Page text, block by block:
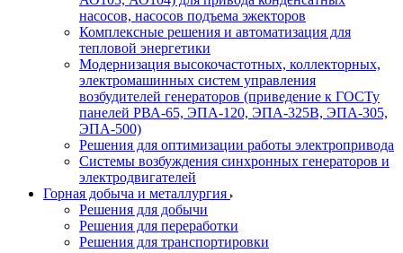
насосов, насосов подъема эжекторов
Комплексные решения и автоматизация для
тепловой энергетики
Модернизация высокочастотных, коллекторных,
электромашинных систем управления
возбудителей генераторов (приведение к ГОСТу
панелей РВА-65, ЭПА-120, ЭПА-325В, ЭПА-305,
ЭПА-500)
Решения для оптимизации работы электропривода
Системы возбуждения синхронных генераторов и
электродвигателей
Горная добыча и металлургия
Решения для добычи
Решения для переработки
Решения для транспортировки